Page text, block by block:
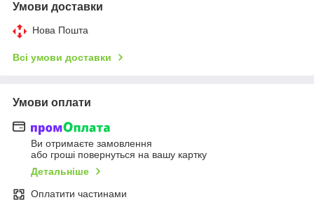
Умови доставки
Нова Пошта
Всі умови доставки
Умови оплати
Ви отримаєте замовлення
або гроші повернуться на вашу картку
Детальніше
Оплатити частинами